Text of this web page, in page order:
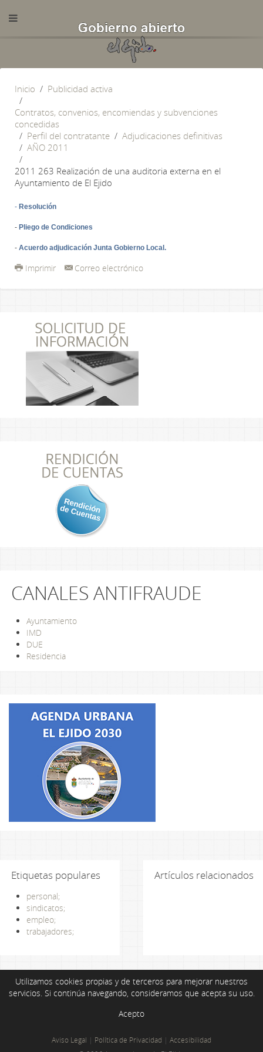
Inicio
Publicidad activa
Contratos, convenios, encomiendas y subvenciones
concedidas
Perfil del contratante
Adjudicaciones definitivas
AÑO 2011
2011 263 Realización de una auditoria externa en el
Ayuntamiento de El Ejido
- Resolución
- Pliego de Condiciones
- Acuerdo adjudicación Junta Gobierno Local.
Imprimir Correo electrónico
CANALES ANTIFRAUDE
Ayuntamiento
IMD
DUE
Residencia
Etiquetas populares
personal;
sindicatos;
empleo;
trabajadores;
Artículos relacionados
Utilizamos cookies propias y de terceros para mejorar nuestros
servicios. Si continúa navegando, consideramos que acepta su uso.
Acepto
Aviso Legal | Política de Privacidad | Accesibilidad